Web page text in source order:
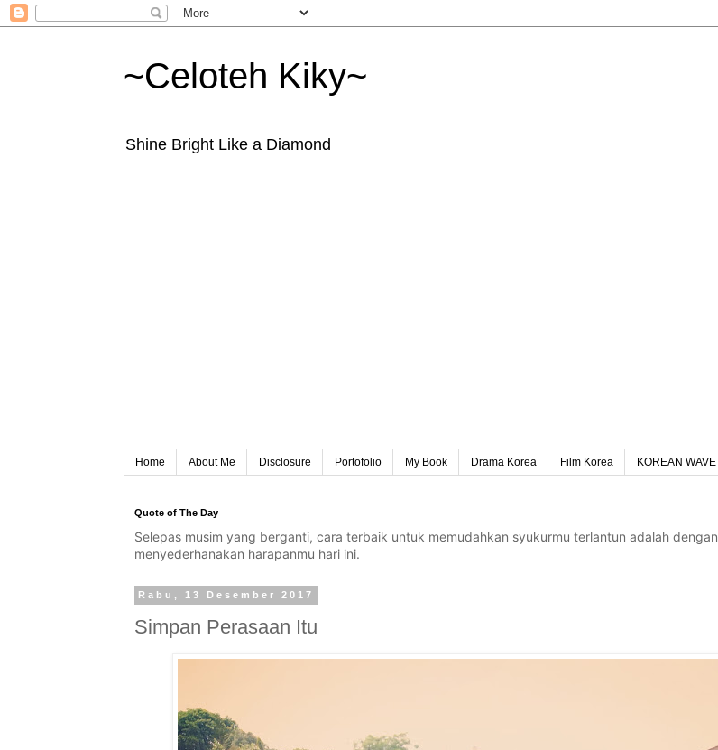
~Celoteh Kiky~
Shine Bright Like a Diamond
Home About Me Disclosure Portofolio My Book Drama Korea Film Korea KOREAN WAVE
Quote of The Day
Selepas musim yang berganti, cara terbaik untuk memudahkan syukurmu terlantun adalah dengan
menyederhanakan harapanmu hari ini.
Rabu, 13 Desember 2017
Simpan Perasaan Itu